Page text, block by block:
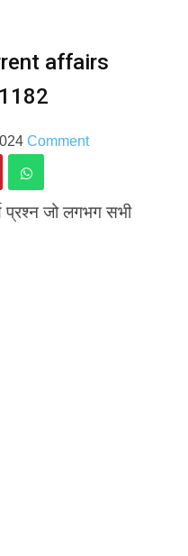
affairs
Comment
प्रश्न जो लगभग सभी